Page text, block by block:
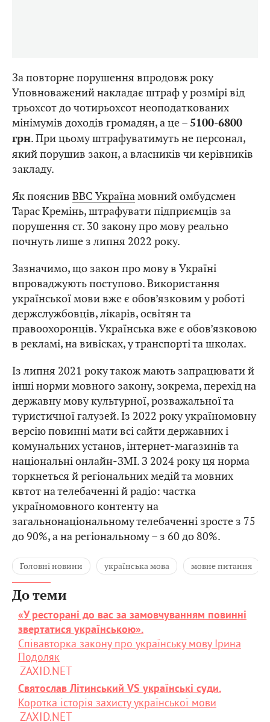
За повторне порушення впродовж року
Уповноважений накладає штраф у розмірі від
трьохсот до чотирьохсот неоподаткованих
мінімумів доходів громадян, а це – 5100-6800
грн. При цьому штрафуватимуть не персонал,
який порушив закон, а власників чи керівників
закладу.
Як пояснив BBC Українамовний омбудсмен
Тарас Кремінь, штрафувати підприємців за
порушення ст. 30 закону про мову реально
почнуть лише з липня 2022 року.
Зазначимо, що закон про мову в Україні
впроваджують поступово. Використання
української мови вже є обов’язковим у роботі
держслужбовців, лікарів, освітян та
правоохоронців. Українська вже є обов’язковою
в рекламі, на вивісках, у транспорті та школах.
Із липня 2021 року також мають запрацювати й
інші норми мовного закону, зокрема, перехід на
державну мову культурної, розважальної та
туристичної галузей. Із 2022 року україномовну
версію повинні мати всі сайти державних і
комунальних установ, інтернет-магазинів та
національні онлайн-ЗМІ. З 2024 року ця норма
торкнеться й регіональних медій та мовних
квтот на телебаченні й радіо: частка
україномовного контенту на
загальнонаціональному телебаченні зросте з 75
до 90%, а на регіональному – з 60 до 80%.
Головні новини українська мова мовне питання
До теми
«У ресторані до вас за замовчуванням повинні
звертатися українською».
Співавторка закону про українську мову Ірина
Подоляк
ZAXID.NET
Святослав Літинський VS українські суди.
Коротка історія захисту української мови
ZAXID.NET